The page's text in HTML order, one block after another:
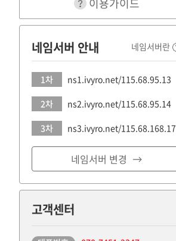
이용가이드
네임서버 안내 네임서버란
1차 ns1.ivyro.net/115.68.95.13
2차 ns2.ivyro.net/115.68.95.14
3차 ns3.ivyro.net/115.68.168.17
네임서버 변경
고객센터